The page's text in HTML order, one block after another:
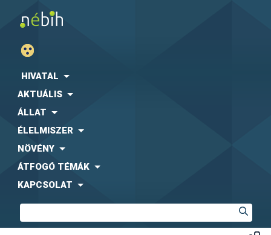
HIVATAL
AKTUÁLIS
ÁLLAT
ÉLELMISZER
NÖVÉNY
ÁTFOGÓ TÉMÁK
KAPCSOLAT